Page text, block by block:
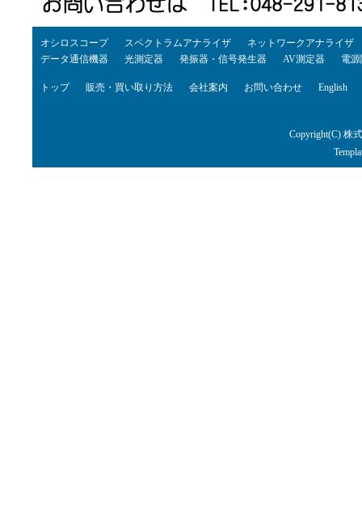
オシロスコープ スペクトラムアナライザ
ネットワークアナライザ
データ通信機器
光測定器 発振器・信号発生器 AV測定器 電
トップ 販売・買い取り方法 会社案内 お問い合わせ English
Copyright(C) 株